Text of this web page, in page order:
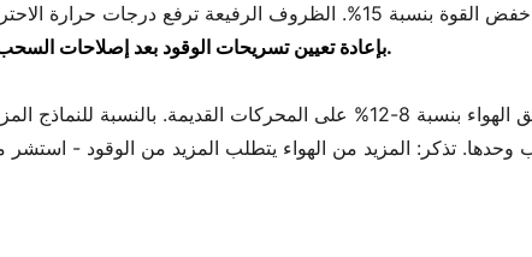
بإعادة تعيين تسريحات الوقود بعد إصلاحات السحب - فهي تتذكر أنماط تدفق الهواء القديمة.
تحسينات المنفذ والصقل تعمل على تحسين تدفق الهواء بنسبة 8-12% على المحركات
تذكر: المزيد من الهواء يتطلب المزيد من الوقود -